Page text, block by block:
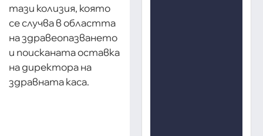
тази колизия, която
се случва в областта
на здравеопазването
и поисканата оставка
на директора на
здравната каса.